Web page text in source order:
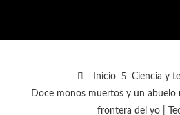
Inicio
Ciencia y
Doce monos muertos y un
frontera del yo |